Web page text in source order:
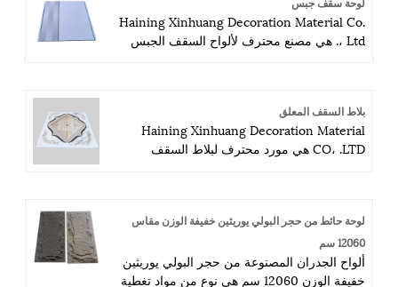
هذا المجال.
Haining Xinhuang Decoration Material Co.
، Ltd. هي مصنع محترف لألواح السقف الجبس
المجال
بلاط السقف المعلق
Haining Xinhuang Decoration Material
CO، .LTD هي مورد محترف لبلاط السقف
ويمكن نقل الحاويات بسهولة. مع معدات الإنتاج
المتقدمة ونظام مراقبة الجودة الاحترافي وفريق
المبيعات الدولي المسؤول وخدمة ما بعد البيع
المرضية ، يمكن تأمين منتجاتنا إلى حد كبير.
لوحة حائط من حجر البولي يوريثين خفيفة الوزن مقاس
12060 سم
ألواح الجدران المصنوعة من حجر البولي يوريثين
خفيفة الوزن 12060 سم هي نوع من مواد تغطية